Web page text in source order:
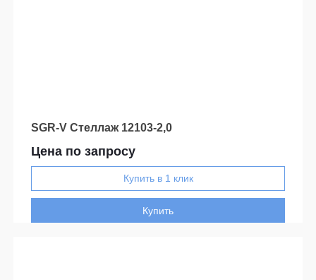
SGR-V Стеллаж 12103-2,0
Цена по запросу
Купить